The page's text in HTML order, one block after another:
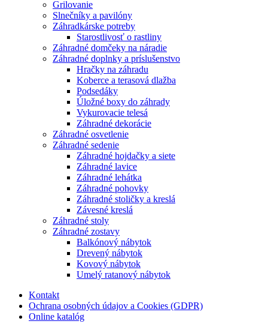
Grilovanie
Slnečníky a pavilóny
Záhradkárske potreby
Starostlivosť o rastliny
Záhradné domčeky na náradie
Záhradné doplnky a príslušenstvo
Hračky na záhradu
Koberce a terasová dlažba
Podsedáky
Úložné boxy do záhrady
Vykurovacie telesá
Záhradné dekorácie
Záhradné osvetlenie
Záhradné sedenie
Záhradné hojdačky a siete
Záhradné lavice
Záhradné lehátka
Záhradné pohovky
Záhradné stoličky a kreslá
Závesné kreslá
Záhradné stoly
Záhradné zostavy
Balkónový nábytok
Drevený nábytok
Kovový nábytok
Umelý ratanový nábytok
Kontakt
Ochrana osobných údajov a Cookies (GDPR)
Online katalóg